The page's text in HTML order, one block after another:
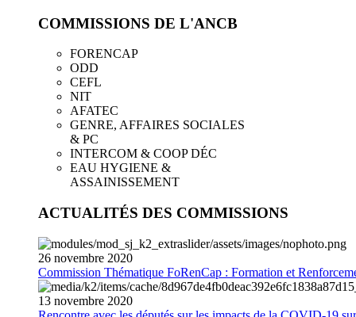
COMMISSIONS DE L'ANCB
FORENCAP
ODD
CEFL
NIT
AFATEC
GENRE, AFFAIRES SOCIALES
& PC
INTERCOM & COOP DÉC
EAU HYGIENE &
ASSAINISSEMENT
ACTUALITÉS DES COMMISSIONS
26 novembre 2020
Commission Thématique FoRenCap : Formation et
13 novembre 2020